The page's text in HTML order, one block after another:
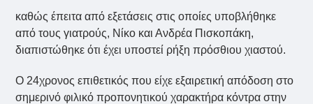
καθώς έπειτα από εξετάσεις στις οποίες υποβλήθηκε
από τους γιατρούς, Νίκο και Ανδρέα Πισκοπάκη,
διαπιστώθηκε ότι έχει υποστεί ρήξη πρόσθιου χιαστού.
Ο 24χρονος επιθετικός που είχε εξαιρετική απόδοση στο
σημερινό φιλικό προπονητικού χαρακτήρα κόντρα στην